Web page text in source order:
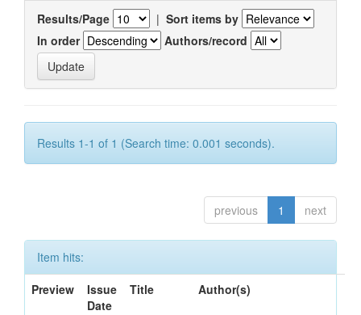
Results/Page | Sort items by
In order
Authors/record
Results 1-1 of 1 (Search time: 0.001 seconds).
previous 1 next
Item hits:
Preview
Issue
Date
Title Author(s)